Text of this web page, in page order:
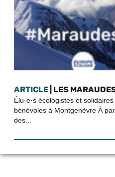
ARTICLE | LES
Élu·e·s écologistes et
bénévoles à Montgenèvre À
des...